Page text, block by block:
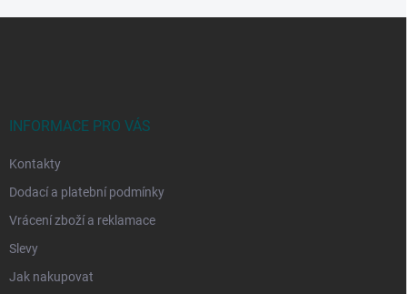
INFORMACE PRO VÁS
Kontakty
Dodací a platební podmínky
Vrácení zboží a reklamace
Slevy
Jak nakupovat